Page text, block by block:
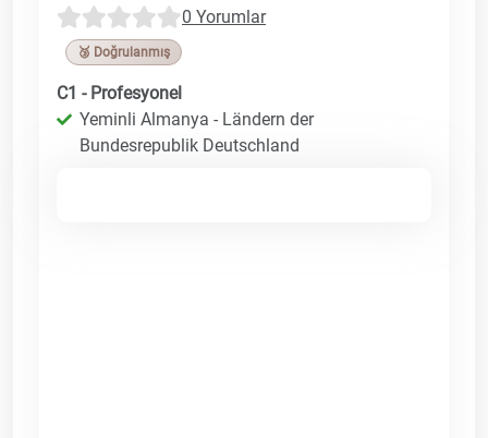
0 Yorumlar
🥉 Doğrulanmış
C1 - Profesyonel
Yeminli Almanya - Ländern der
Bundesrepublik Deutschland